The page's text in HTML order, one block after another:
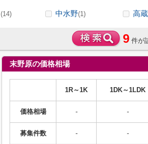
(14) 中水野(1) 高
9 件が
末野原の価格相場
1R～1K 1DK～1LDK
価格相場 - -
募集件数 - -